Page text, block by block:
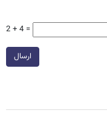
2 + 4 =
ارسال